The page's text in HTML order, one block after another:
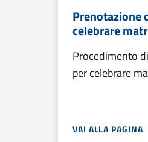
Prenotazione
celebrare
Procedimento
per celebrare
VAI ALLA PAGINA